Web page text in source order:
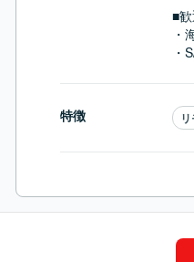
■歓
・
・
特徴